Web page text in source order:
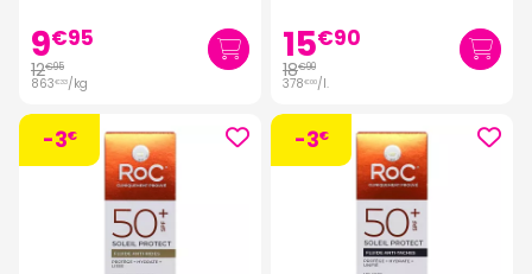
9€95
12€95
863€33/kg
15€90
18€90
378€00/l.
-3€ -3€